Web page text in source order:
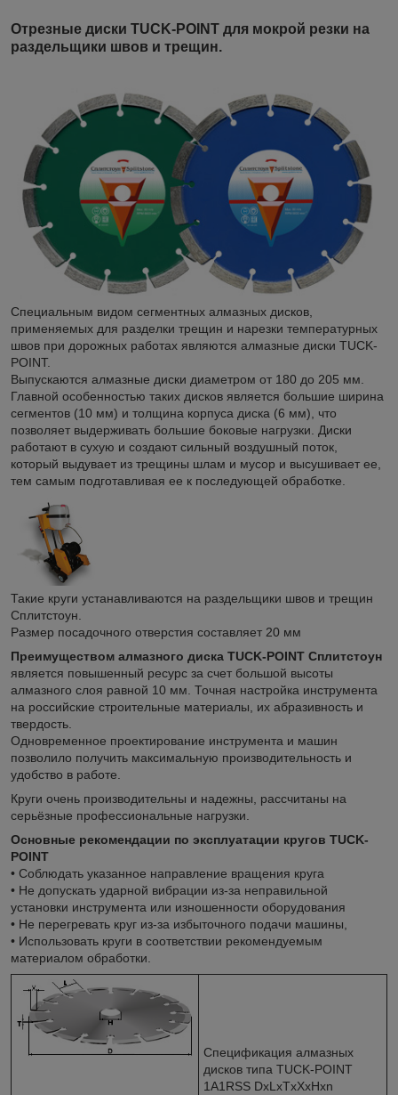
Отрезные диски TUCK-POINT для мокрой резки на
раздельщики швов и трещин.
Специальным видом сегментных алмазных дисков,
применяемых для разделки трещин и нарезки температурных
швов при дорожных работах являются алмазные диски TUCK-
POINT.
Выпускаются алмазные диски диаметром от 180 до 205 мм.
Главной особенностью таких дисков является большие ширина
сегментов (10 мм) и толщина корпуса диска (6 мм), что
позволяет выдерживать большие боковые нагрузки. Диски
работают в сухую и создают сильный воздушный поток,
который выдувает из трещины шлам и мусор и высушивает ее,
тем самым подготавливая ее к последующей обработке.
Такие круги устанавливаются на раздельщики швов и трещин
Сплитстоун.
Размер посадочного отверстия составляет 20 мм
Преимуществом алмазного диска TUCK-POINT Сплитстоун
является повышенный ресурс за счет большой высоты
алмазного слоя равной 10 мм. Точная настройка инструмента
на российские строительные материалы, их абразивность и
твердость.
Одновременное проектирование инструмента и машин
позволило получить максимальную производительность и
удобство в работе.
Круги очень производительны и надежны, рассчитаны на
серьёзные профессиональные нагрузки.
Основные рекомендации по эксплуатации кругов TUCK-
POINT
• Соблюдать указанное направление вращения круга
• Не допускать ударной вибрации из-за неправильной
установки инструмента или изношенности оборудования
• Не перегревать круг из-за избыточного подачи машины,
• Использовать круги в соответствии рекомендуемым
материалом обработки.
Спецификация алмазных
дисков типа TUCK-POINT
1A1RSS DxLxTxXxHxn